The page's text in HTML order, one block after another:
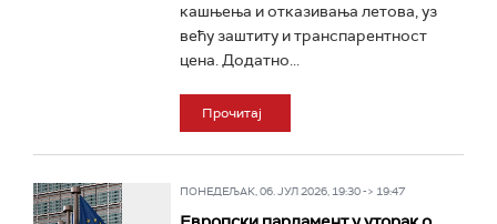
кашњења и отказивања летова, уз
већу заштиту и транспарентност
цена. Додатно...
Прочитај
ПОНЕДЕЉАК, 06. ЈУЛ 2026, 19:30 -> 19:47